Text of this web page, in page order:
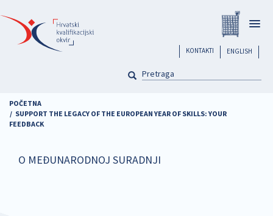
na
glavni
sadržaj
ENGLISH
header
KONTAKTI
PRETRAGA
POČETNA
SUPPORT THE LEGACY OF THE EUROPEAN YEAR OF SKILLS: YOUR
FEEDBACK
O MEĐUNARODNOJ SURADNJI